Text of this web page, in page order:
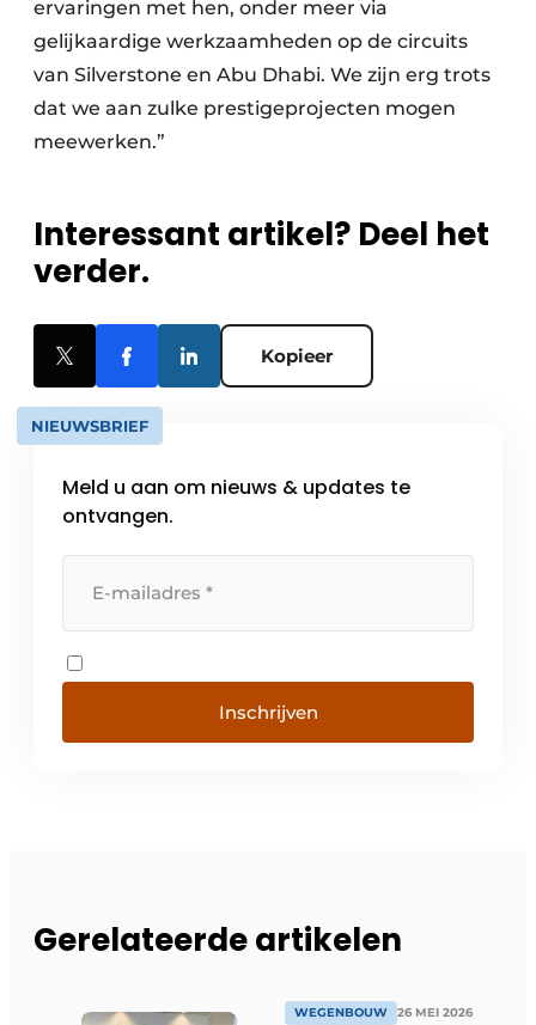
ervaringen met hen, onder meer via
gelijkaardige werkzaamheden op de circuits
van Silverstone en Abu Dhabi. We zijn erg trots
dat we aan zulke prestigeprojecten mogen
meewerken.”
Interessant artikel? Deel het
verder.
Kopieer
NIEUWSBRIEF
Meld u aan om nieuws & updates te
ontvangen.
Inschrijven
Gerelateerde artikelen
WEGENBOUW 26 MEI 2026